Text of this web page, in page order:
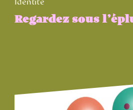
Regardez sous